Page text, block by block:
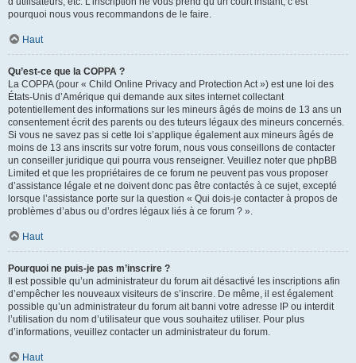
pourquoi nous vous recommandons de le faire.
Haut
Qu’est-ce que la COPPA ?
La COPPA (pour « Child Online Privacy and Protection Act ») est une loi des
États-Unis d’Amérique qui demande aux sites internet collectant
potentiellement des informations sur les mineurs âgés de moins de 13 ans un
consentement écrit des parents ou des tuteurs légaux des mineurs concernés.
Si vous ne savez pas si cette loi s’applique également aux mineurs âgés de
moins de 13 ans inscrits sur votre forum, nous vous conseillons de contacter
un conseiller juridique qui pourra vous renseigner. Veuillez noter que phpBB
Limited et que les propriétaires de ce forum ne peuvent pas vous proposer
d’assistance légale et ne doivent donc pas être contactés à ce sujet, excepté
lorsque l’assistance porte sur la question « Qui dois-je contacter à propos de
problèmes d’abus ou d’ordres légaux liés à ce forum ? ».
Haut
Pourquoi ne puis-je pas m’inscrire ?
Il est possible qu’un administrateur du forum ait désactivé les inscriptions afin
d’empêcher les nouveaux visiteurs de s’inscrire. De même, il est également
possible qu’un administrateur du forum ait banni votre adresse IP ou interdit
l’utilisation du nom d’utilisateur que vous souhaitez utiliser. Pour plus
d’informations, veuillez contacter un administrateur du forum.
Haut